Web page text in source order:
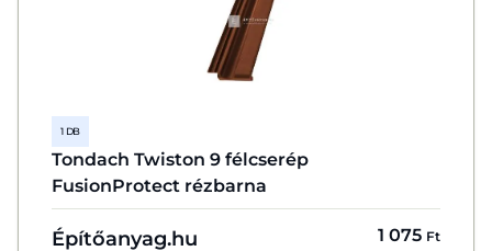
1 DB
Tondach Twiston 9 félcserép
FusionProtect rézbarna
Építőanyag.hu 1 075 Ft